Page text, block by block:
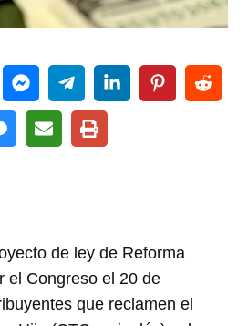
de ley de Reforma
el Congreso el 20 de
que reclamen el